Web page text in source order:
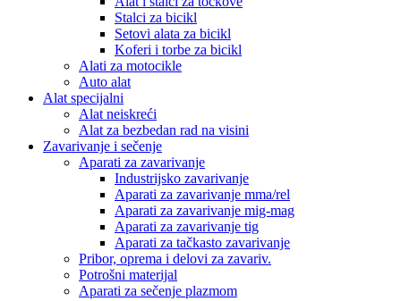
Stalci za bicikl
Setovi alata za bicikl
Koferi i torbe za bicikl
Alati za motocikle
Auto alat
Alat specijalni
Alat neiskreći
Alat za bezbedan rad na visini
Zavarivanje i sečenje
Aparati za zavarivanje
Industrijsko zavarivanje
Aparati za zavarivanje mma/rel
Aparati za zavarivanje mig-mag
Aparati za zavarivanje tig
Aparati za tačkasto zavarivanje
Pribor, oprema i delovi za zavariv.
Potrošni materijal
Aparati za sečenje plazmom